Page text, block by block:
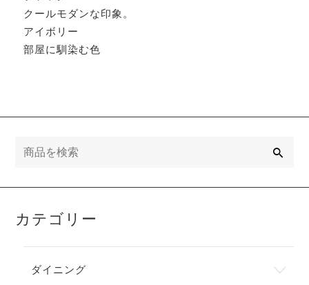
クールモダンな印象。
アイボリー
部屋に馴染む色
カテゴリー
ダイニング